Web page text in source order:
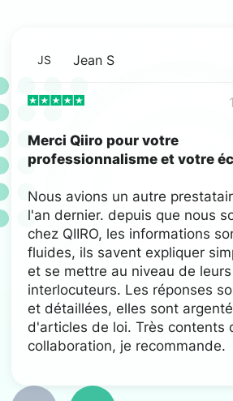
JS Jean S
Merci Qiiro pour votre
professionnalisme et votre
Nous avions un autre
l'an dernier. depuis que nous
chez QIIRO, les informations
fluides, ils savent expliquer
et se mettre au niveau de leurs
interlocuteurs. Les réponses
et détaillées, elles sont
d'articles de loi. Très contents
collaboration, je recommande.